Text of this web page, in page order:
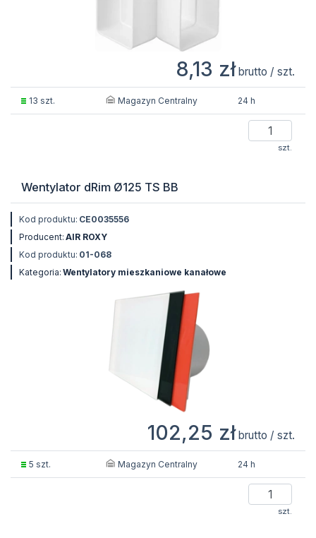
8,13 zł brutto / szt.
13 szt. Magazyn Centralny 24 h
szt.
Wentylator dRim Ø125 TS BB
Kod produktu: CE0035556
Producent: AIR ROXY
Kod produktu: 01-068
Kategoria: Wentylatory mieszkaniowe kanałowe
102,25 zł brutto / szt.
5 szt. Magazyn Centralny 24 h
szt.